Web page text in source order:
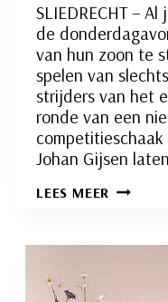
SLIEDRECHT –
de
van hun zoon te
spelen van
strijders van het
ronde van een
Johan Gijsen
LEES MEER ZO